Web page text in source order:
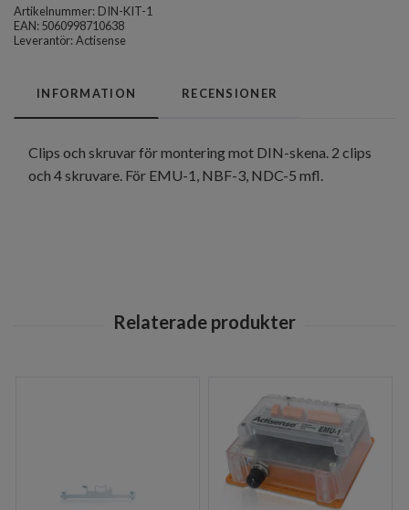
Artikelnummer: DIN-KIT-1
EAN: 5060998710638
Leverantör:Actisense
INFORMATION RECENSIONER
Clips och skruvar för montering mot DIN-skena. 2 clips
och 4 skruvare. För EMU-1, NBF-3, NDC-5 mfl.